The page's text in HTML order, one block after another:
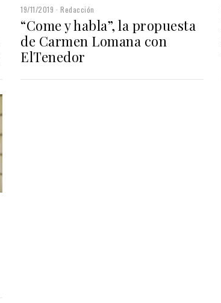
19/11/2019 Redacción
“Come y habla”, la propuesta
de Carmen Lomana con
ElTenedor